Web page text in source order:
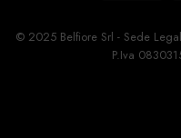
© 2025 Belfiore Srl - Sede
P.Iva